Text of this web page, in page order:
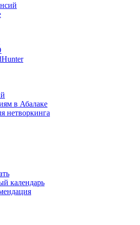
в Абалаке
нетворкинга
календарь